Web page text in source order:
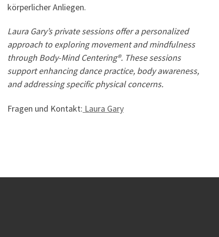
körperlicher Anliegen.
Laura Gary’s private sessions offer a personalized
approach to exploring movement and mindfulness
through Body-Mind Centering®. These sessions
support enhancing dance practice, body awareness,
and addressing specific physical concerns.
Fragen und Kontakt: Laura Gary